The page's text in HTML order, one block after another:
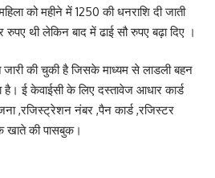
को महीने में 1250 की धनराशि दी जाती
थी लेकिन बाद में ढाई सौ रुपए बढ़ा दिए ।
की चुकी है जिसके माध्यम से लाडली बहन
है। ई केवाईसी के लिए दस्तावेज आधार कार्ड
,रजिस्ट्रेशन नंबर ,पैन कार्ड ,रजिस्टर
खाते की पासबुक।